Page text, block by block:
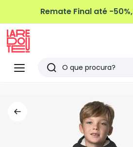
Remate Final até -50%,
Menu
Redoute
Pesquisar